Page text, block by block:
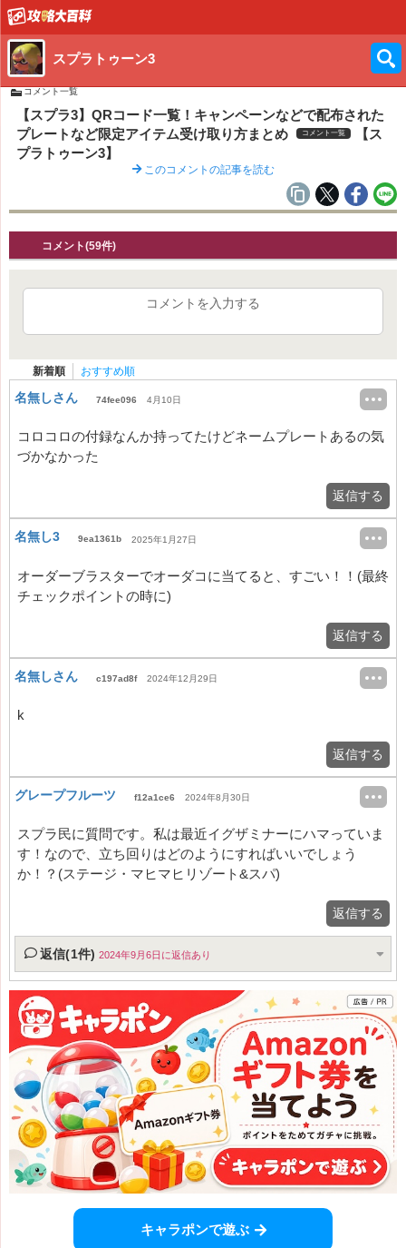
スプラトゥーン3
コメント一覧
【スプラ3】QRコード一覧！キャンペーンなどで配布された
プレートなど限定アイテム受け取り方まとめ
コメント一覧
【ス
プラトゥーン3】
このコメントの記事を読む
コメント(59件)
コメントを入力する
新着順 おすすめ順
名無しさん 74fee096 4月10日
コロコロの付録なんか持ってたけどネームプレートあるの気
づかなかった
返信する
名無し3 9ea1361b 2025年1月27日
オーダーブラスターでオーダコに当てると、すごい！！(最終
チェックポイントの時に)
返信する
名無しさん c197ad8f 2024年12月29日
k
返信する
グレープフルーツ f12a1ce6 2024年8月30日
スプラ民に質問です。私は最近イグザミナーにハマっていま
す！なので、立ち回りはどのようにすればいいでしょう
か！？(ステージ・マヒマヒリゾート&スパ)
返信する
返信(1件) 2024年9月6日に返信あり
キャラポンで遊ぶ